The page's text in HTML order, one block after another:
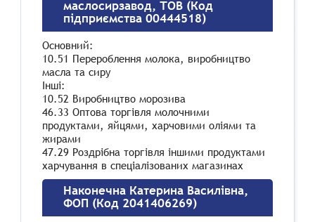
маслосирзавод, ТОВ (Код
підприємства 00444518)
Основний:
10.51 Перероблення молока, виробництво
масла та сиру
Інші:
10.52 Виробництво морозива
46.33 Оптова торгівля молочними
продуктами, яйцями, харчовими оліями та
жирами
47.29 Роздрібна торгівля іншими продуктами
харчування в спеціалізованих магазинах
Наконечна Катерина Василівна,
ФОП (Код 2041406269)